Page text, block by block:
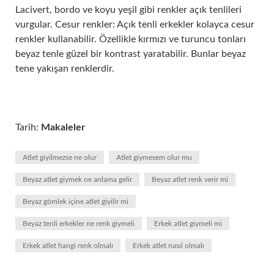
Lacivert, bordo ve koyu yeşil gibi renkler açık tenlileri
vurgular. Cesur renkler: Açık tenli erkekler kolayca cesur
renkler kullanabilir. Özellikle kırmızı ve turuncu tonları
beyaz tenle güzel bir kontrast yaratabilir. Bunlar beyaz
tene yakışan renklerdir.
Tarih: Makaleler
Atlet giyilmezse ne olur Atlet giymesem olur mu
Beyaz atlet giymek ne anlama gelir Beyaz atlet renk verir mi
Beyaz gömlek içine atlet giyilir mi
Beyaz tenli erkekler ne renk giymeli Erkek atlet giymeli mi
Erkek atlet hangi renk olmalı Erkek atlet nasıl olmalı